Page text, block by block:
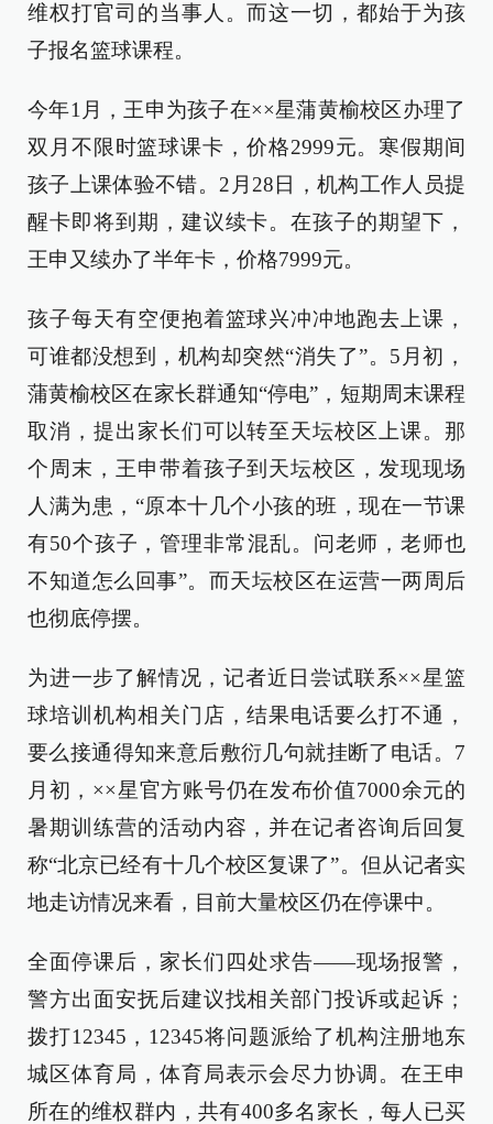
维权打官司的当事人。而这一切，都始于为孩
子报名篮球课程。
今年1月，王申为孩子在××星蒲黄榆校区办理了
双月不限时篮球课卡，价格2999元。寒假期间
孩子上课体验不错。2月28日，机构工作人员提
醒卡即将到期，建议续卡。在孩子的期望下，
王申又续办了半年卡，价格7999元。
孩子每天有空便抱着篮球兴冲冲地跑去上课，
可谁都没想到，机构却突然“消失了”。5月初，
蒲黄榆校区在家长群通知“停电”，短期周末课程
取消，提出家长们可以转至天坛校区上课。那
个周末，王申带着孩子到天坛校区，发现现场
人满为患，“原本十几个小孩的班，现在一节课
有50个孩子，管理非常混乱。问老师，老师也
不知道怎么回事”。而天坛校区在运营一两周后
也彻底停摆。
为进一步了解情况，记者近日尝试联系××星篮
球培训机构相关门店，结果电话要么打不通，
要么接通得知来意后敷衍几句就挂断了电话。7
月初，××星官方账号仍在发布价值7000余元的
暑期训练营的活动内容，并在记者咨询后回复
称“北京已经有十几个校区复课了”。但从记者实
地走访情况来看，目前大量校区仍在停课中。
全面停课后，家长们四处求告——现场报警，
警方出面安抚后建议找相关部门投诉或起诉；
拨打12345，12345将问题派给了机构注册地东
城区体育局，体育局表示会尽力协调。在王申
所在的维权群内，共有400多名家长，每人已买